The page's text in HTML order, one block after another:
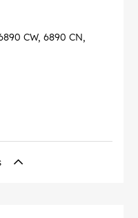
CW, 6890 CN,